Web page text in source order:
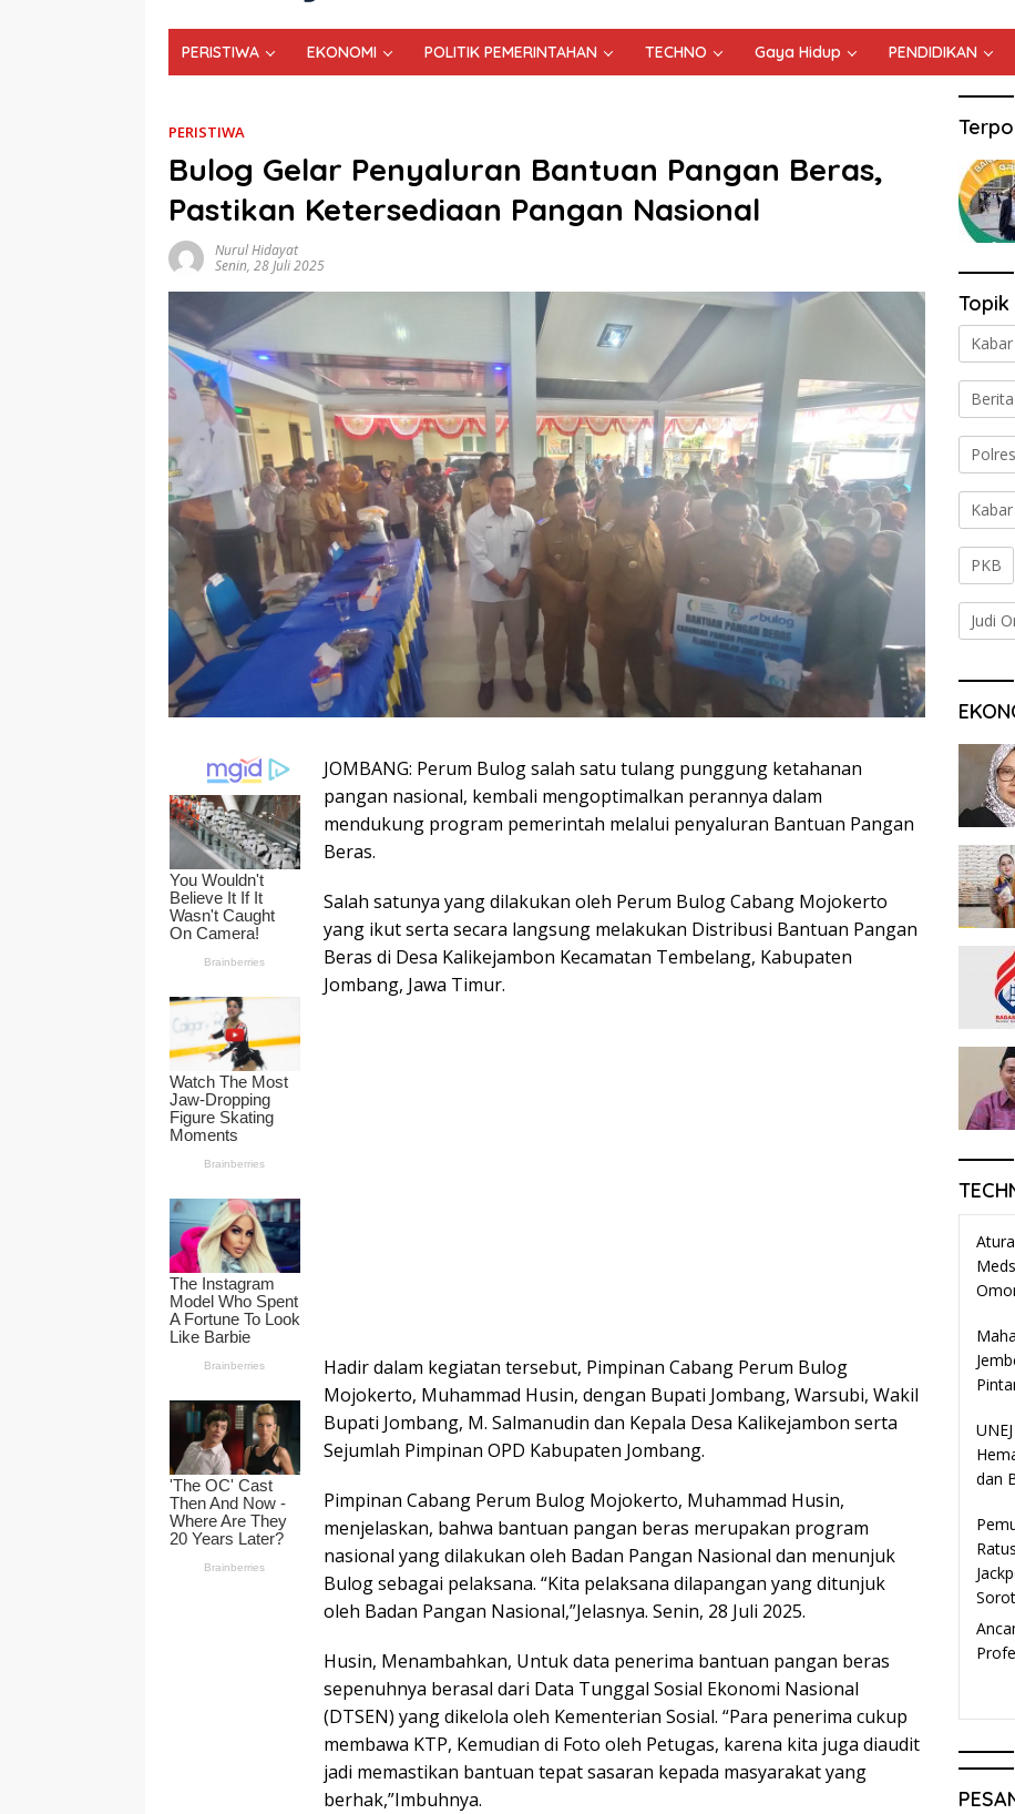
PERISTIWA EKONOMI POLITIK PEMERINTAHAN TECHNO Gaya Hidup PENDIDIKAN
PERISTIWA
Bulog Gelar Penyaluran Bantuan Pangan Beras,
Pastikan Ketersediaan Pangan Nasional
Nurul Hidayat
Senin, 28 Juli 2025
JOMBANG: Perum Bulog salah satu tulang punggung ketahanan
pangan nasional, kembali mengoptimalkan perannya dalam
mendukung program pemerintah melalui penyaluran Bantuan Pangan
Beras.
Salah satunya yang dilakukan oleh Perum Bulog Cabang Mojokerto
yang ikut serta secara langsung melakukan Distribusi Bantuan Pangan
Beras di Desa Kalikejambon Kecamatan Tembelang, Kabupaten
Jombang, Jawa Timur.
Hadir dalam kegiatan tersebut, Pimpinan Cabang Perum Bulog
Mojokerto, Muhammad Husin, dengan Bupati Jombang, Warsubi, Wakil
Bupati Jombang, M. Salmanudin dan Kepala Desa Kalikejambon serta
Sejumlah Pimpinan OPD Kabupaten Jombang.
Pimpinan Cabang Perum Bulog Mojokerto, Muhammad Husin,
menjelaskan, bahwa bantuan pangan beras merupakan program
nasional yang dilakukan oleh Badan Pangan Nasional dan menunjuk
Bulog sebagai pelaksana. “Kita pelaksana dilapangan yang ditunjuk
oleh Badan Pangan Nasional,”Jelasnya. Senin, 28 Juli 2025.
Husin, Menambahkan, Untuk data penerima bantuan pangan beras
sepenuhnya berasal dari Data Tunggal Sosial Ekonomi Nasional
(DTSEN) yang dikelola oleh Kementerian Sosial. “Para penerima cukup
membawa KTP, Kemudian di Foto oleh Petugas, karena kita juga diaudit
jadi memastikan bantuan tepat sasaran kepada masyarakat yang
berhak,”Imbuhnya.
PKB
Judi
dan